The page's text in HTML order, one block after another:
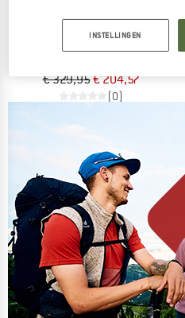
BIG AGNES
€ 329,95€ 204,57
(0)
INSTELLINGEN